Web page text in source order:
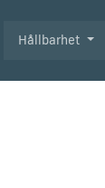
Hållbarhet